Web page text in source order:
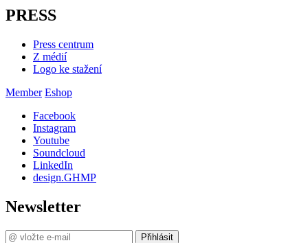
PRESS
Press centrum
Z médií
Logo ke stažení
Member Eshop
Facebook
Instagram
Youtube
Soundcloud
LinkedIn
design.GHMP
Newsletter
Přihlásit